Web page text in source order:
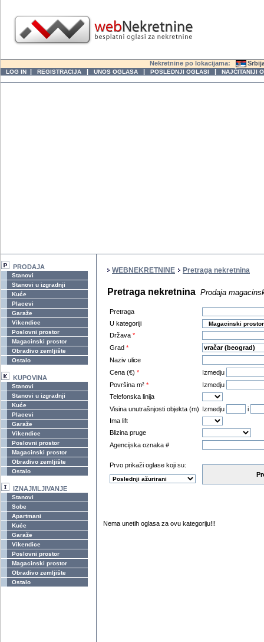
Nekretnine po lokacijama:
LOG IN | REGISTRACIJA | UNOS OGLASA | POSLEDNJI OGLASI | NAJČITANIJI
PRODAJA
Stanovi
Stanovi u izgradnji
Kuće
Placevi
Garaže
Vikendice
Poslovni prostor
Magacinski prostor
Obradivo zemljište
Ostalo
KUPOVINA
Stanovi
Stanovi u izgradnji
Kuće
Placevi
Garaže
Vikendice
Poslovni prostor
Magacinski prostor
Obradivo zemljište
Ostalo
IZNAJMLJIVANJE
Stanovi
Sobe
Apartmani
Kuće
Garaže
Vikendice
Poslovni prostor
Magacinski prostor
Obradivo zemljište
Ostalo
WEBNEKRETNINE Pretraga nekretnina
Pretraga nekretnina Prodaja
Pretraga
U kategoriji
Država *
Grad *
Naziv ulice
Cena (€) *
Izmedju
Površina m² *
Izmedju
Telefonska linija
Visina unutrašnjosti objekta (m)
Izmedju
i
Ima lift
Blizina pruge
Agencijska oznaka #
Prvo prikaži oglase koji su:
Nema unetih oglasa za ovu kategoriju!!!